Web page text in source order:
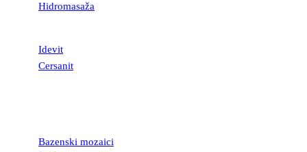
Hidromasaža
Idevit
Cersanit
Bazenski mozaici